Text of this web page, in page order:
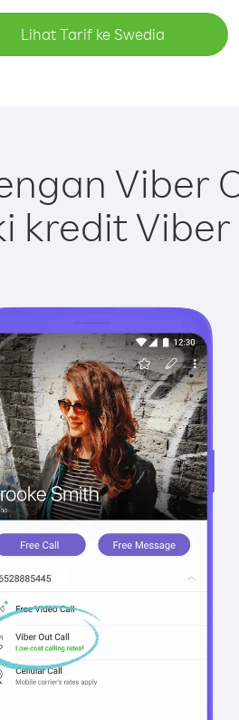
Lihat Tarif ke Swedia
Viber
kredit